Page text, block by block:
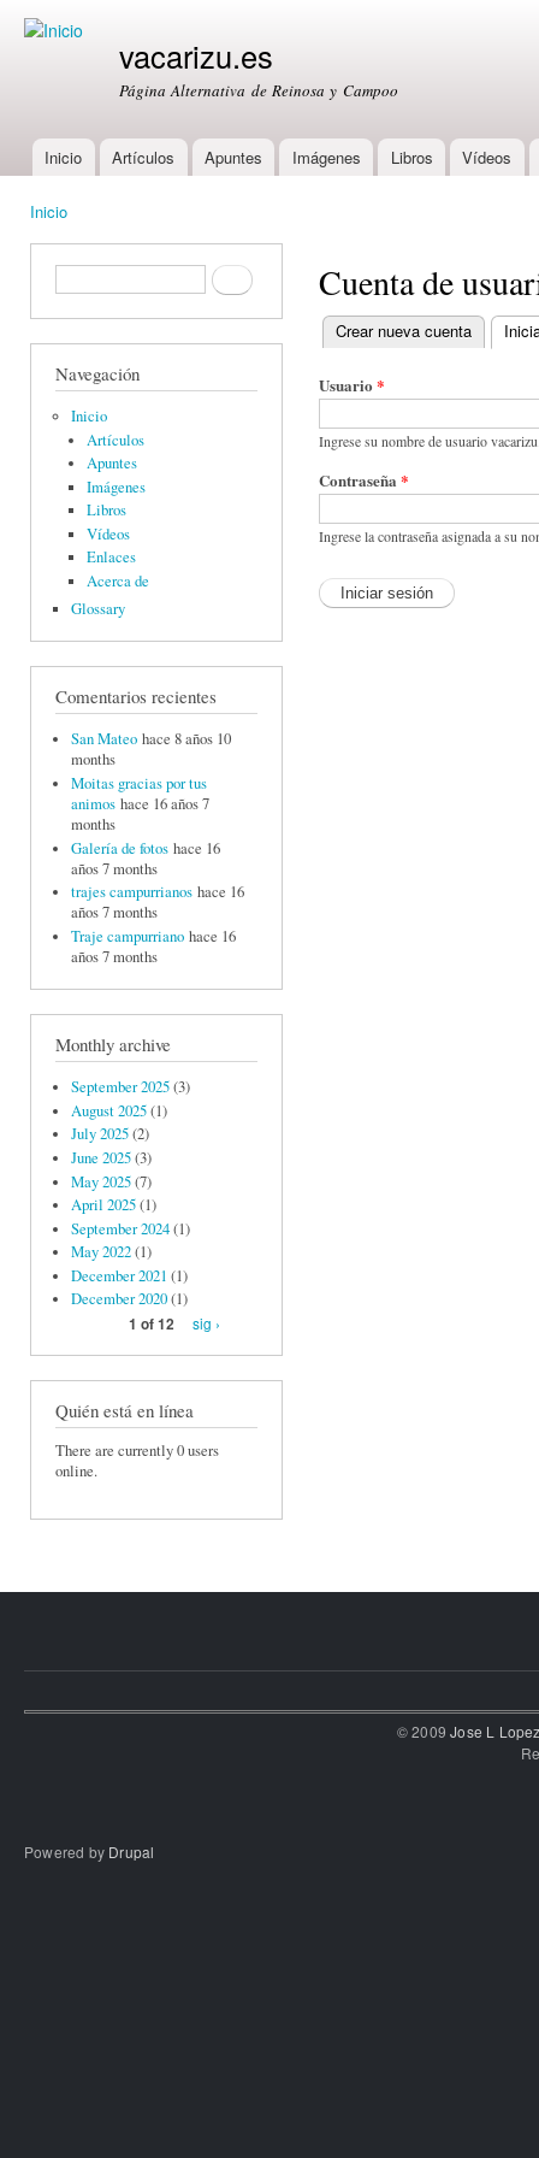
vacarizu.es
Página Alternativa de Reinosa y Campoo
Main menu
Inicio Artículos Apuntes Imágenes Libros Vídeos
Inicio
Formulario de búsquedaBuscar
Navegación
Inicio
Artículos
Apuntes
Imágenes
Libros
Vídeos
Enlaces
Acerca de
Glossary
Comentarios recientes
San Mateo hace 8 años 10
months
Moitas gracias por tus
animos hace 16 años 7
months
Galería de fotos hace 16
años 7 months
trajes campurrianos hace 16
años 7 months
Traje campurriano hace 16
años 7 months
Monthly archive
September 2025(3)
August 2025(1)
July 2025(2)
June 2025(3)
May 2025(7)
April 2025(1)
September 2024(1)
May 2022(1)
December 2021 (1)
December 2020(1)
1 of 12
sig ›
Quién está en línea
There are currently 0 users
online.
Cuenta de
Primary tabs
Crear nueva cuenta
Usuario *
Ingrese su nombre de usuario
Contraseña *
Ingrese la contraseña asignada a su
© 2009Jose L
Powered by Drupal